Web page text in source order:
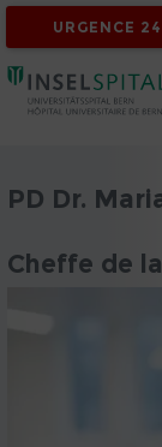
URGENCE
PD Dr.
Cheffe de